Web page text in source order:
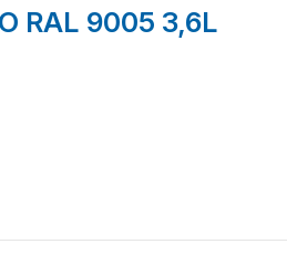
RAL 9005 3,6L